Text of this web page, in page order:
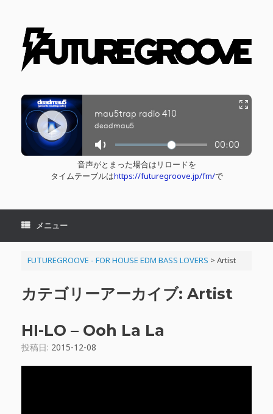
音声がとまった場合はリロードを
タイムテーブルはhttps://futuregroove.jp/fm/で
メニュー
FUTUREGROOVE - FOR HOUSE EDM BASS LOVERS > Artist
カテゴリーアーカイブ: Artist
HI-LO – Ooh La La
投稿日: 2015-12-08